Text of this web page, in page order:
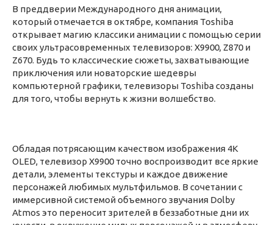
В преддверии Международного дня анимации,
который отмечается в октябре, компания Toshiba
открывает магию классики анимации с помощью серии
своих ультрасовременных телевизоров: X9900, Z870 и
Z670. Будь то классические сюжеты, захватывающие
приключения или новаторские шедевры
компьютерной графики, телевизоры Toshiba созданы
для того, чтобы вернуть к жизни волшебство.
Обладая потрясающим качеством изображения 4K
OLED, телевизор X9900 точно воспроизводит все яркие
детали, элементы текстуры и каждое движение
персонажей любимых мультфильмов. В сочетании с
иммерсивной системой объемного звучания Dolby
Atmos это переносит зрителей в беззаботные дни их